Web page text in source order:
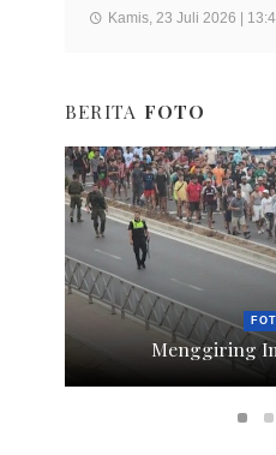
Kamis, 23 Juli 2026 |
BERITA FOTO
Menggiring